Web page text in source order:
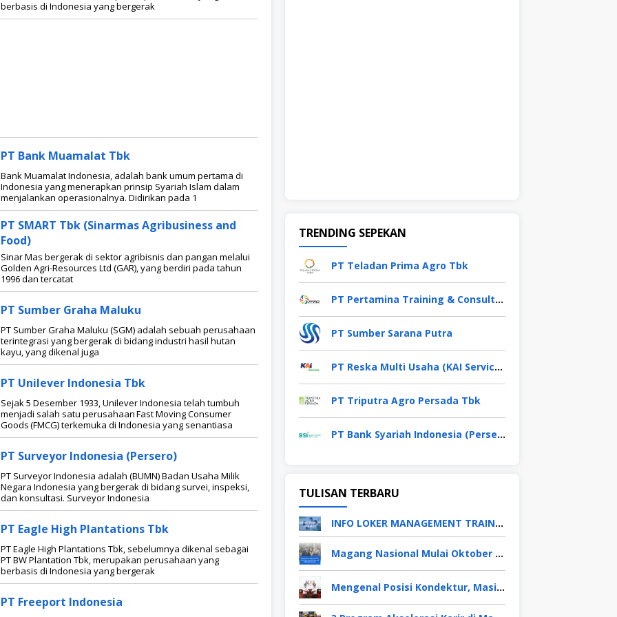
berbasis di Indonesia yang bergerak
PT Bank Muamalat Tbk
Bank Muamalat Indonesia, adalah bank umum pertama di
Indonesia yang menerapkan prinsip Syariah Islam dalam
menjalankan operasionalnya. Didirikan pada 1
PT SMART Tbk (Sinarmas Agribusiness and
Food)
Sinar Mas bergerak di sektor agribisnis dan pangan melalui
Golden Agri-Resources Ltd (GAR), yang berdiri pada tahun
1996 dan tercatat
PT Sumber Graha Maluku
PT Sumber Graha Maluku (SGM) adalah sebuah perusahaan
terintegrasi yang bergerak di bidang industri hasil hutan
kayu, yang dikenal juga
PT Unilever Indonesia Tbk
Sejak 5 Desember 1933, Unilever Indonesia telah tumbuh
menjadi salah satu perusahaan Fast Moving Consumer
Goods (FMCG) terkemuka di Indonesia yang senantiasa
PT Surveyor Indonesia (Persero)
PT Surveyor Indonesia adalah (BUMN) Badan Usaha Milik
Negara Indonesia yang bergerak di bidang survei, inspeksi,
dan konsultasi. Surveyor Indonesia
PT Eagle High Plantations Tbk
PT Eagle High Plantations Tbk, sebelumnya dikenal sebagai
PT BW Plantation Tbk, merupakan perusahaan yang
berbasis di Indonesia yang bergerak
PT Freeport Indonesia
TRENDING SEPEKAN
PT Teladan Prima Agro Tbk
PT Pertamina Training & Consulting (PTC)
PT Sumber Sarana Putra
PT Reska Multi Usaha (KAI Services)
PT Triputra Agro Persada Tbk
PT Bank Syariah Indonesia (Persero) Tbk
TULISAN TERBARU
INFO LOKER MANAGEMENT TRAINEE APRIL 2026
Magang Nasional Mulai Oktober 2025, Fresh Graduate Dapat Gaji UMP Selama 6 Bulan
Mengenal Posisi Kondektur, Masinis, Asisten PPKA, Pemeliharaan Sarana dan Prasarana, Polsuska (Polisi Khusus Kereta Api), di PT KAI